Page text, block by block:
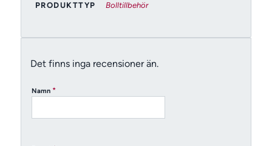
PRODUKTTYP Bolltillbehör
Det finns inga recensioner än.
Namn *